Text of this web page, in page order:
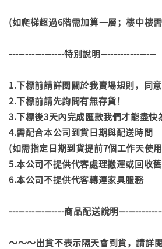
(如爬梯超過6階需加算一層；樓中樓
-----------------特別說明-----------------
1.下標前請詳閱關於我賣場規則，同意
2.下標前請先詢問有無存貨！
3.下標後3天內完成匯款我們才能盡快
4.需配合本公司到貨日期與配送時間
(如需指定日期到貨提前7個工作天使
5.本公司不提供代客處理搬運或回收
6.本公司不提供代客轉運家具服務
-----------------商品配送說明
～～～出貨不表示隔天會到貨，請詳